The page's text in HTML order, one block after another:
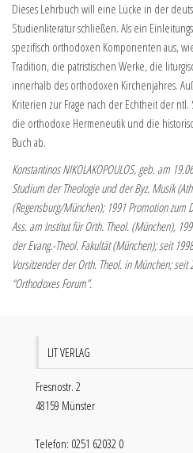
Dieses Lehrbuch will eine Lücke in der
Studienliteratur schließen. Als ein
spezifisch orthodoxen Komponenten aus,
Tradition, die patristischen Werke, die
innerhalb des orthodoxen Kirchenjahres.
Kriterien zur Frage nach der Echtheit der
die orthodoxe Hermeneutik und die
Buch ab.
Konstantinos NIKOLAKOPOULOS, geb. am
Studium der Theologie und der Byz. Musik
(Regensburg/München); 1991 Promotion zum
Ass. am Institut für Orth. Theol. (München),
der Evang.-Theol. Fakultät (München); seit
Vorsitzender der Orth. Theol. in München;
“Orthodoxes Forum”.
LIT VERLAG
Fresnostr. 2
48159 Münster
Telefon: 0251 62032 0